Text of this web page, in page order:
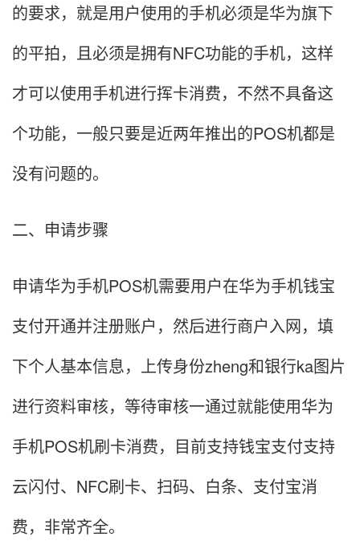
的要求，就是用户使用的手机必须是华为旗下
的平拍，且必须是拥有NFC功能的手机，这样
才可以使用手机进行挥卡消费，不然不具备这
个功能，一般只要是近两年推出的POS机都是
没有问题的。
二、申请步骤
申请华为手机POS机需要用户在华为手机钱宝
支付开通并注册账户，然后进行商户入网，填
下个人基本信息，上传身份zheng和银行ka图片
进行资料审核，等待审核一通过就能使用华为
手机POS机刷卡消费，目前支持钱宝支付支持
云闪付、NFC刷卡、扫码、白条、支付宝消
费，非常齐全。